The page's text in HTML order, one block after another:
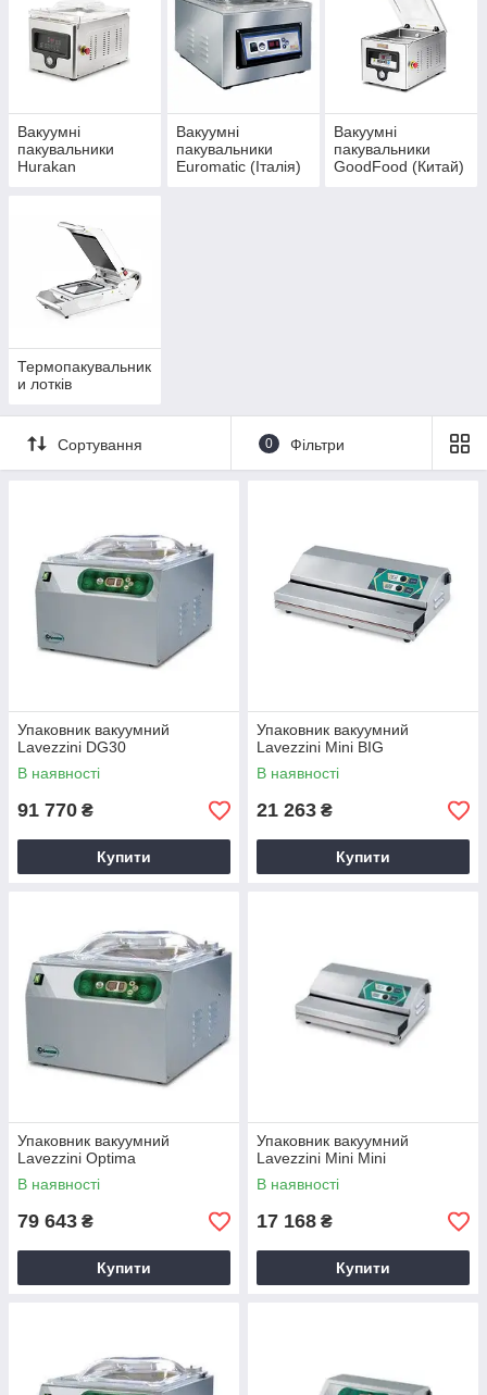
Вакуумні
пакувальники
Hurakan
Вакуумні
пакувальники
Euromatic (Італія)
Вакуумні
пакувальники
GoodFood (Китай)
Термопакувальник
и лотків
Сортування 0 Фільтри
Упаковник вакуумний
Lavezzini DG30
В наявності
91 770 ₴
Купити
Упаковник вакуумний
Lavezzini Mini BIG
В наявності
21 263 ₴
Купити
Упаковник вакуумний
Lavezzini Optima
В наявності
79 643 ₴
Купити
Упаковник вакуумний
Lavezzini Mini Mini
В наявності
17 168 ₴
Купити